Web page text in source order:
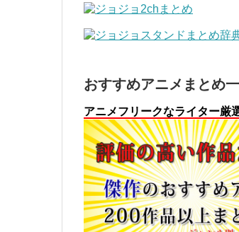
おすすめアニメまとめ
アニメフリークなライター厳